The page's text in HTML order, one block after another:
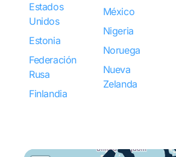
Estados
Unidos
Estonia
Federación
Rusa
Finlandia
México
Nigeria
Noruega
Nueva
Zelanda